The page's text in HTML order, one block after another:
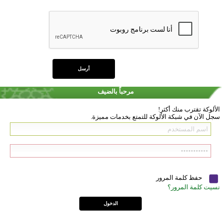
مرحباً بالضيف
الألوكة تقترب منك أكثر!
سجل الآن في شبكة الألوكة للتمتع بخدمات مميزة.
حفظ كلمة المرور
نسيت كلمة المرور؟